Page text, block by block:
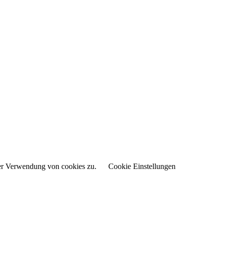
Verwendung von cookies zu.
Cookie Einstellungen